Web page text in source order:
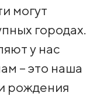
могут
городах.
у нас
– это наша
рождения